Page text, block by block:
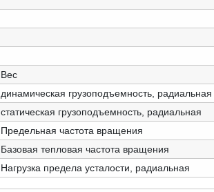
Вес
динамическая грузоподъемность, радиальная
статическая грузоподъемность, радиальная
Предельная частота вращения
Базовая тепловая частота вращения
Нагрузка предела усталости, радиальная